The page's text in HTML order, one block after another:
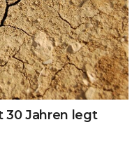
30 Jahren legt